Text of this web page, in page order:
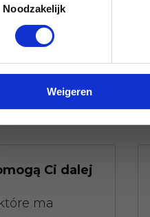
Noodzakelijk
Weigeren
o 08:00,
na 10,
na
Ci dalej
ma